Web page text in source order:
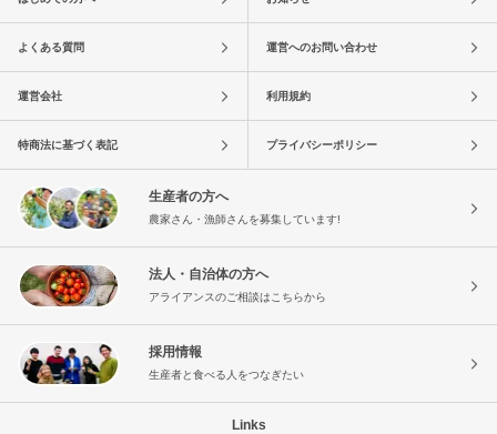
よくある質問 運営へのお問い合わせ
運営会社 利用規約
特商法に基づく表記 プライバシーポリシー
生産者の方へ
農家さん・漁師さんを募集しています!
法人・自治体の方へ
アライアンスのご相談はこちらから
採用情報
生産者と食べる人をつなぎたい
Links